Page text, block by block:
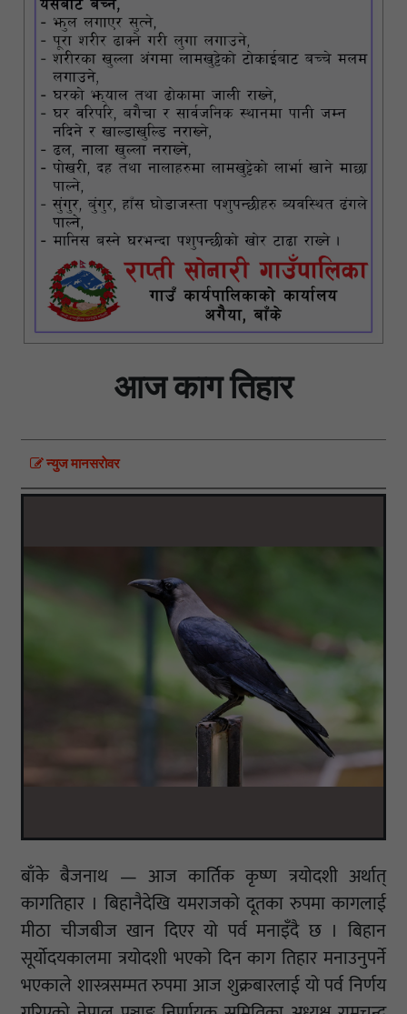
आज काग तिहार
न्युज मानसराेवर
बाँके बैजनाथ — आज कार्तिक कृष्ण त्रयोदशी अर्थात्
कागतिहार । बिहानैदेखि यमराजको दूतका रुपमा कागलाई
मीठा चीजबीज खान दिएर यो पर्व मनाइँदै छ । बिहान
सूर्योदयकालमा त्रयोदशी भएको दिन काग तिहार मनाउनुपर्ने
भएकाले शास्त्रसम्मत रुपमा आज शुक्रबारलाई यो पर्व निर्णय